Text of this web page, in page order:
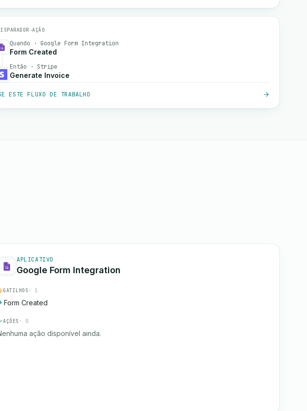
→AÇÃO
Quando · Google Form Integration
Form Created
Então · Stripe
Generate Invoice
ESTE FLUXO DE TRABALHO
APLICATIVO
Google Form Integration
GATILHOS · 1
Form Created
AÇÕES · 0
ação disponível ainda.